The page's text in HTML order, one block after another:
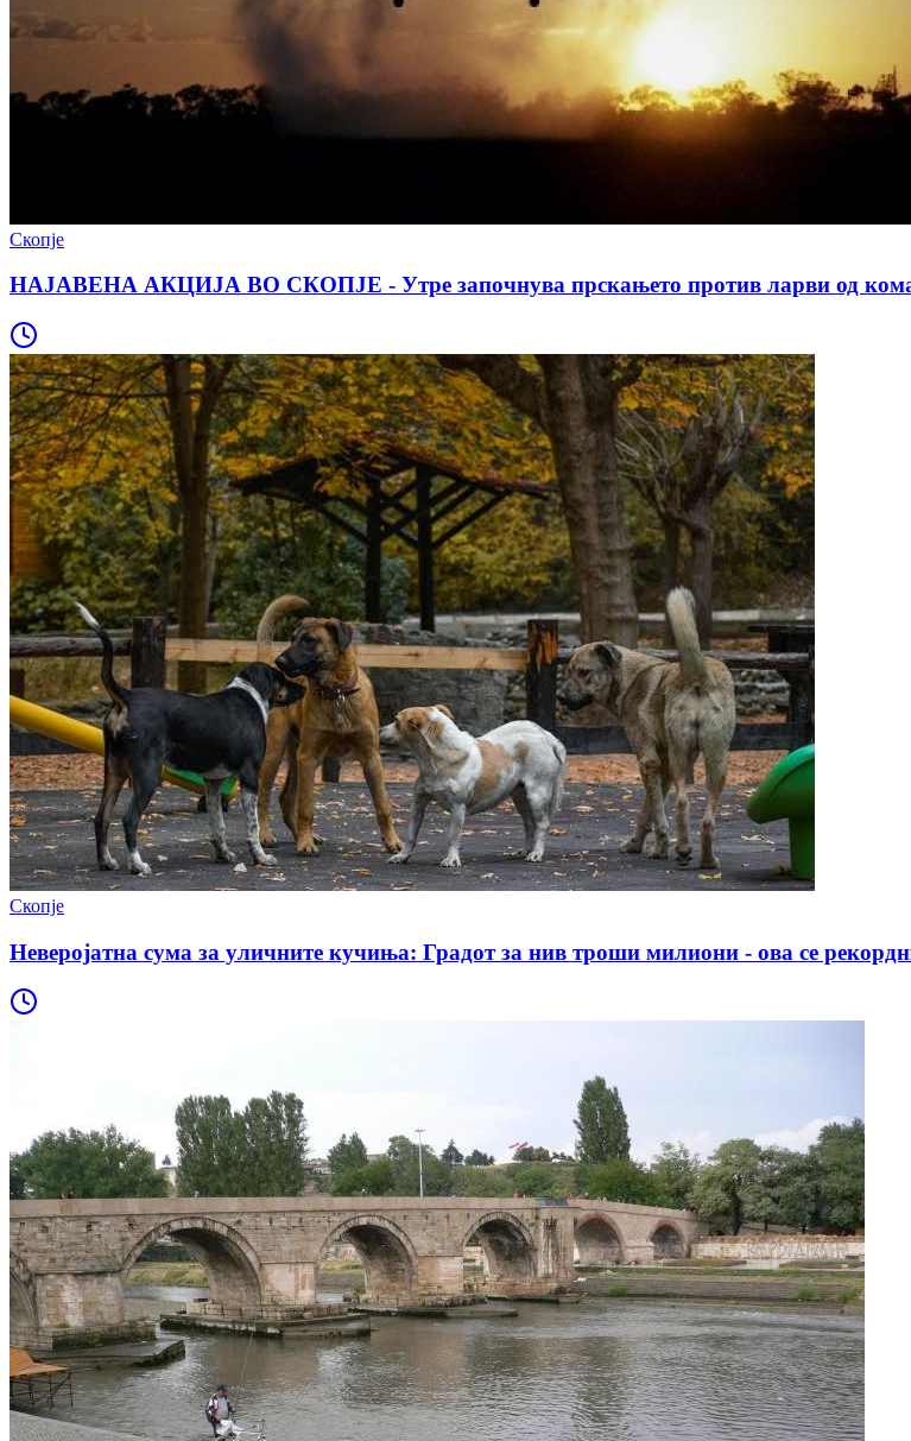
Скопје
НАЈАВЕНА АКЦИЈА ВО СКОПЈЕ - Утре започнува прскањето против ларви од
Скопје
Неверојатна сума за уличните кучиња: Градот за нив троши милиони - ова се